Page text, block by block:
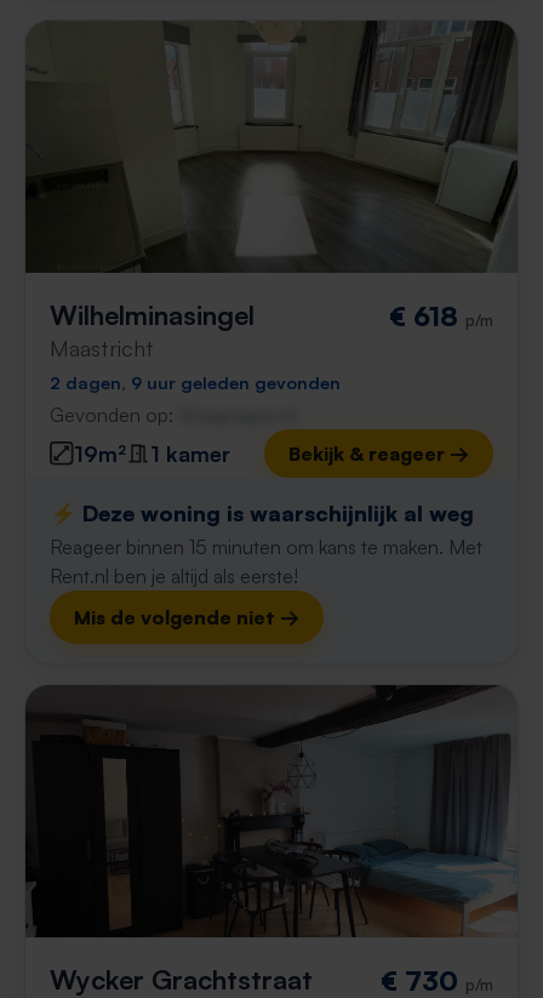
Wilhelminasingel
Maastricht
€ 618 p/m
2 dagen, 9 uur geleden gevonden
Gevonden op:
19m² 1 kamer Bekijk & reageer →
⚡️ Deze woning is waarschijnlijk al weg
Reageer binnen 15 minuten om kans te maken. Met
Rent.nl ben je altijd als eerste!
Mis de volgende niet →
Wycker Grachtstraat € 730 p/m